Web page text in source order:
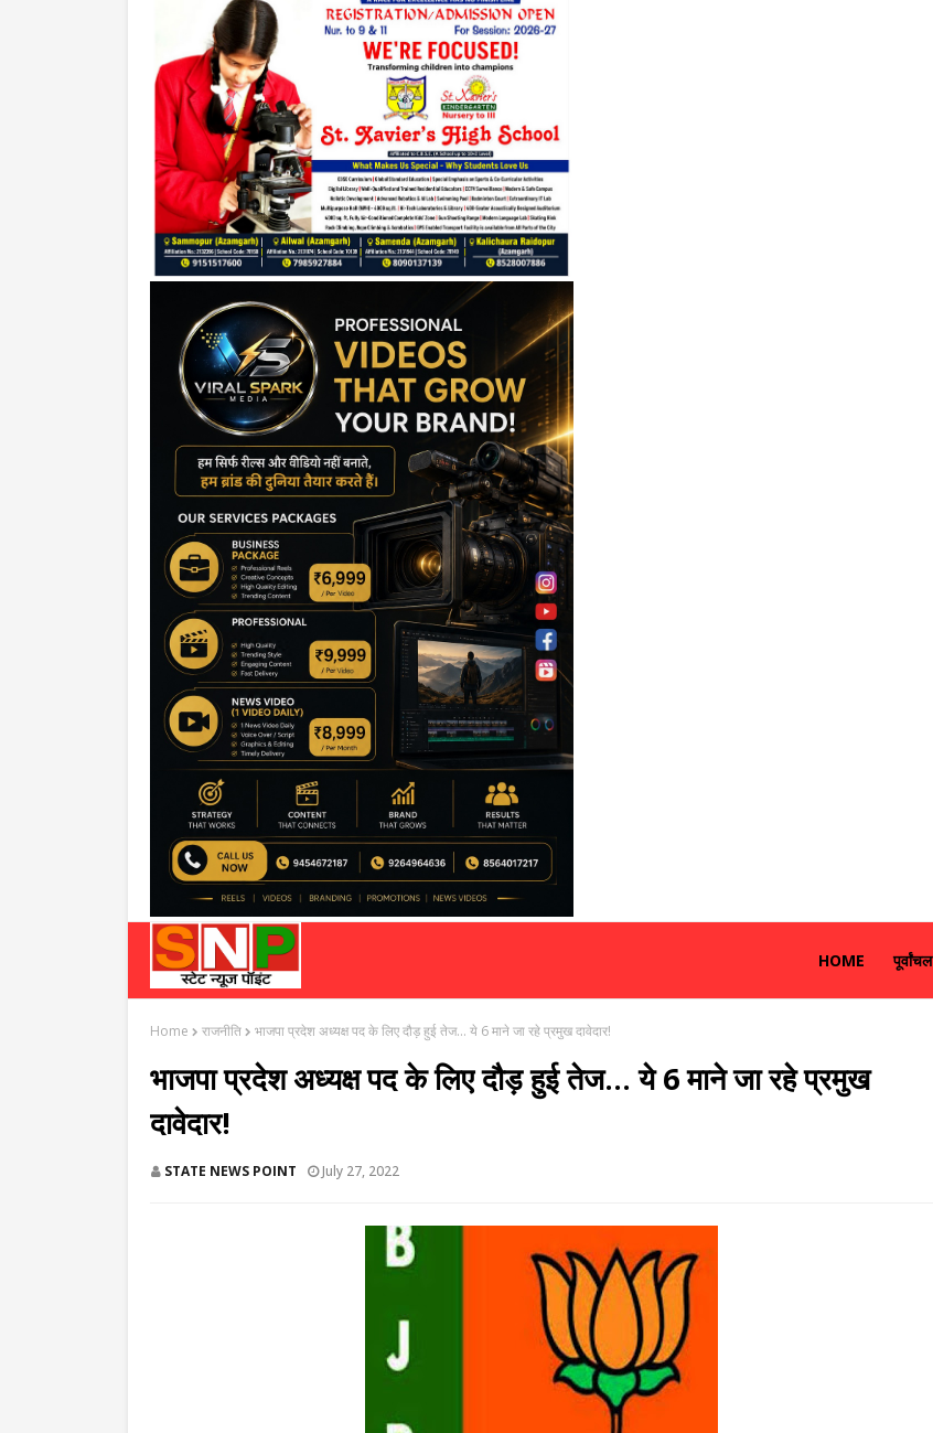
HOME पूर्वांचल
Home राजनीति भाजपा प्रदेश अध्यक्ष पद के लिए दौड़ हुई तेज... ये 6 माने जा रहे प्रमुख दावेदार!
भाजपा प्रदेश अध्यक्ष पद के लिए दौड़ हुई तेज... ये 6 माने जा रहे प्रमुख
दावेदार!
STATE NEWS POINT July 27, 2022